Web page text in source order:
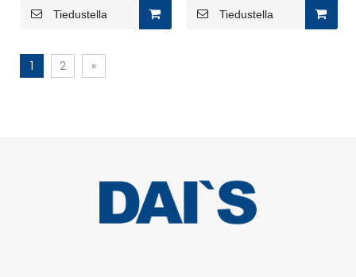
Tiedustella
taivutuskone
Tiedustella
1 2 »